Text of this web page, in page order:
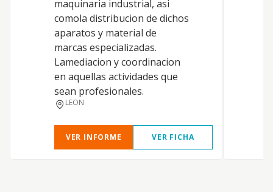
maquinaria industrial, asi
comola distribucion de dichos
aparatos y material de
marcas especializadas.
Lamediacion y coordinacion
en aquellas actividades que
sean profesionales.
LEON
VER INFORME VER FICHA